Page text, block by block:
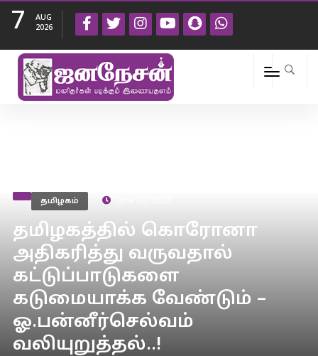
7
AUG
2026
தமிழகம்
தமிழகத்தில் கொரோனா
அதிகரித்து வருவதால்
கட்டுப்பாடுகளை
கடுமையாக்க வேண்டும் –
ஓ.பன்னீர்செல்வம்
வலியுறுத்தல்..!